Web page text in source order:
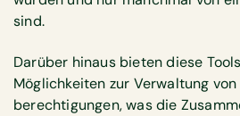
sind.
Darüber hinaus bieten diese
Möglichkeiten zur Verwaltung
berechtigungen, was die